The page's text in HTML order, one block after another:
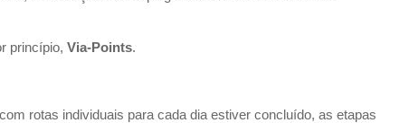
princípio,Via-Points.
rotas individuais para cada dia estiver concluído, as etapas